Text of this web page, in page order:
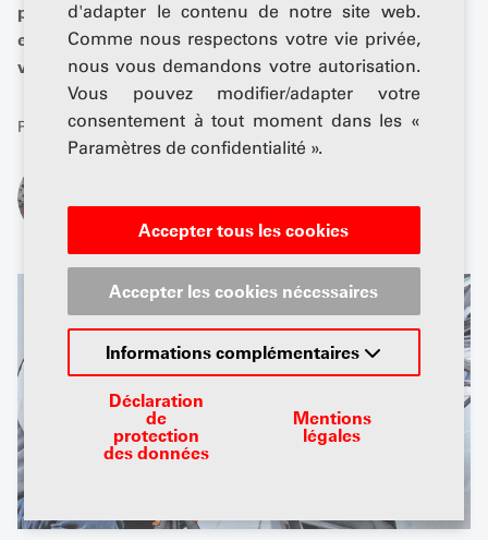
d'adapter le contenu de notre site web.
Comme nous respectons votre vie privée,
nous vous demandons votre autorisation.
Vous pouvez modifier/adapter votre
consentement à tout moment dans les «
Paramètres de confidentialité ».
Accepter tous les cookies
Accepter les cookies nécessaires
Informations complémentaires
Déclaration
de
protection
des données
Mentions
légales
pas autorisées dans notre pays. Comment la Suisse
est devenue un îlot interdisant la conversion des
véhicules existants.
Publié: 26 mars 2026
Andreas Senger